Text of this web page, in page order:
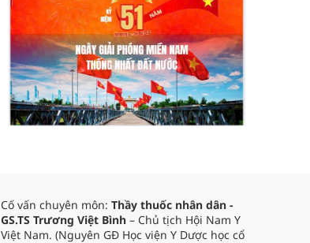
Cố vấn chuyên môn: Thầy thuốc nhân dân -
GS.TS Trương Việt Bình – Chủ tịch Hội Nam Y
Việt Nam. (Nguyên GĐ Học viện Y Dược học cổ